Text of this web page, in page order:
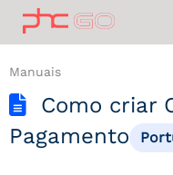
Manuais
Como criar
Pagamento